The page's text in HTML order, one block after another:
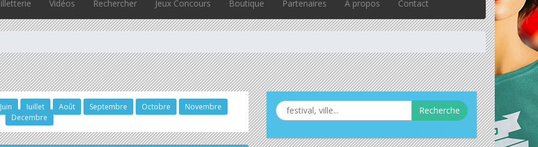
Vidéos Rechercher Jeux Concours Boutique Partenaires A propos Contact
Juin Juillet Août Septembre Octobre
Novembre
Decembre
Recherche